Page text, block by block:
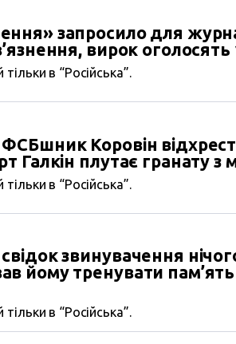
запросило для
вирок
в “Російська”.
Коровін
Галкін плутає гранату з
в “Російська”.
звинувачення
йому тренувати
в “Російська”.